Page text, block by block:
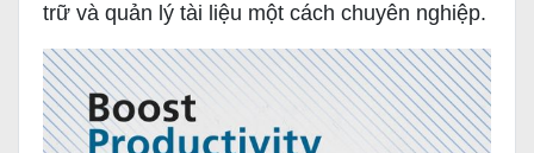
trữ và quản lý tài liệu một cách chuyên nghiệp.